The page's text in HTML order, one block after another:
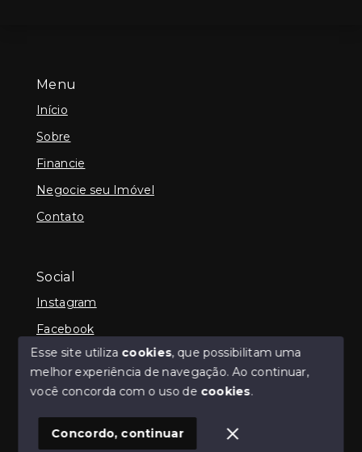
Menu
Início
Sobre
Financie
Negocie seu Imóvel
Contato
Social
Instagram
Facebook
© Copyright 2026 - iCampos Imóveis - Todos os
SITE PARA IMOBILIARIA
Esse site utiliza cookies, que possibilitam uma
melhor experiência de navegação.Ao continuar,
você concorda com o uso de cookies.
Concordo, continuar